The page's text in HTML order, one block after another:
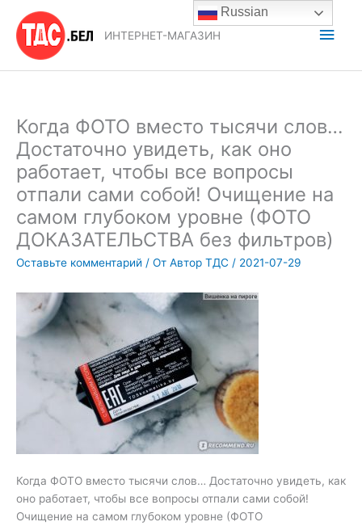
содержимому
ИНТЕРНЕТ-МАГАЗИН
Когда ФОТО вместо тысячи слов…
Достаточно увидеть, как оно
работает, чтобы все вопросы
отпали сами собой! Очищение на
самом глубоком уровне (ФОТО
ДОКАЗАТЕЛЬСТВА без фильтров)
Оставьте комментарий / От Автор ТДС / 2021-07-29
Когда ФОТО вместо тысячи слов… Достаточно увидеть, как
оно работает, чтобы все вопросы отпали сами собой!
Очищение на самом глубоком уровне (ФОТО
Russian